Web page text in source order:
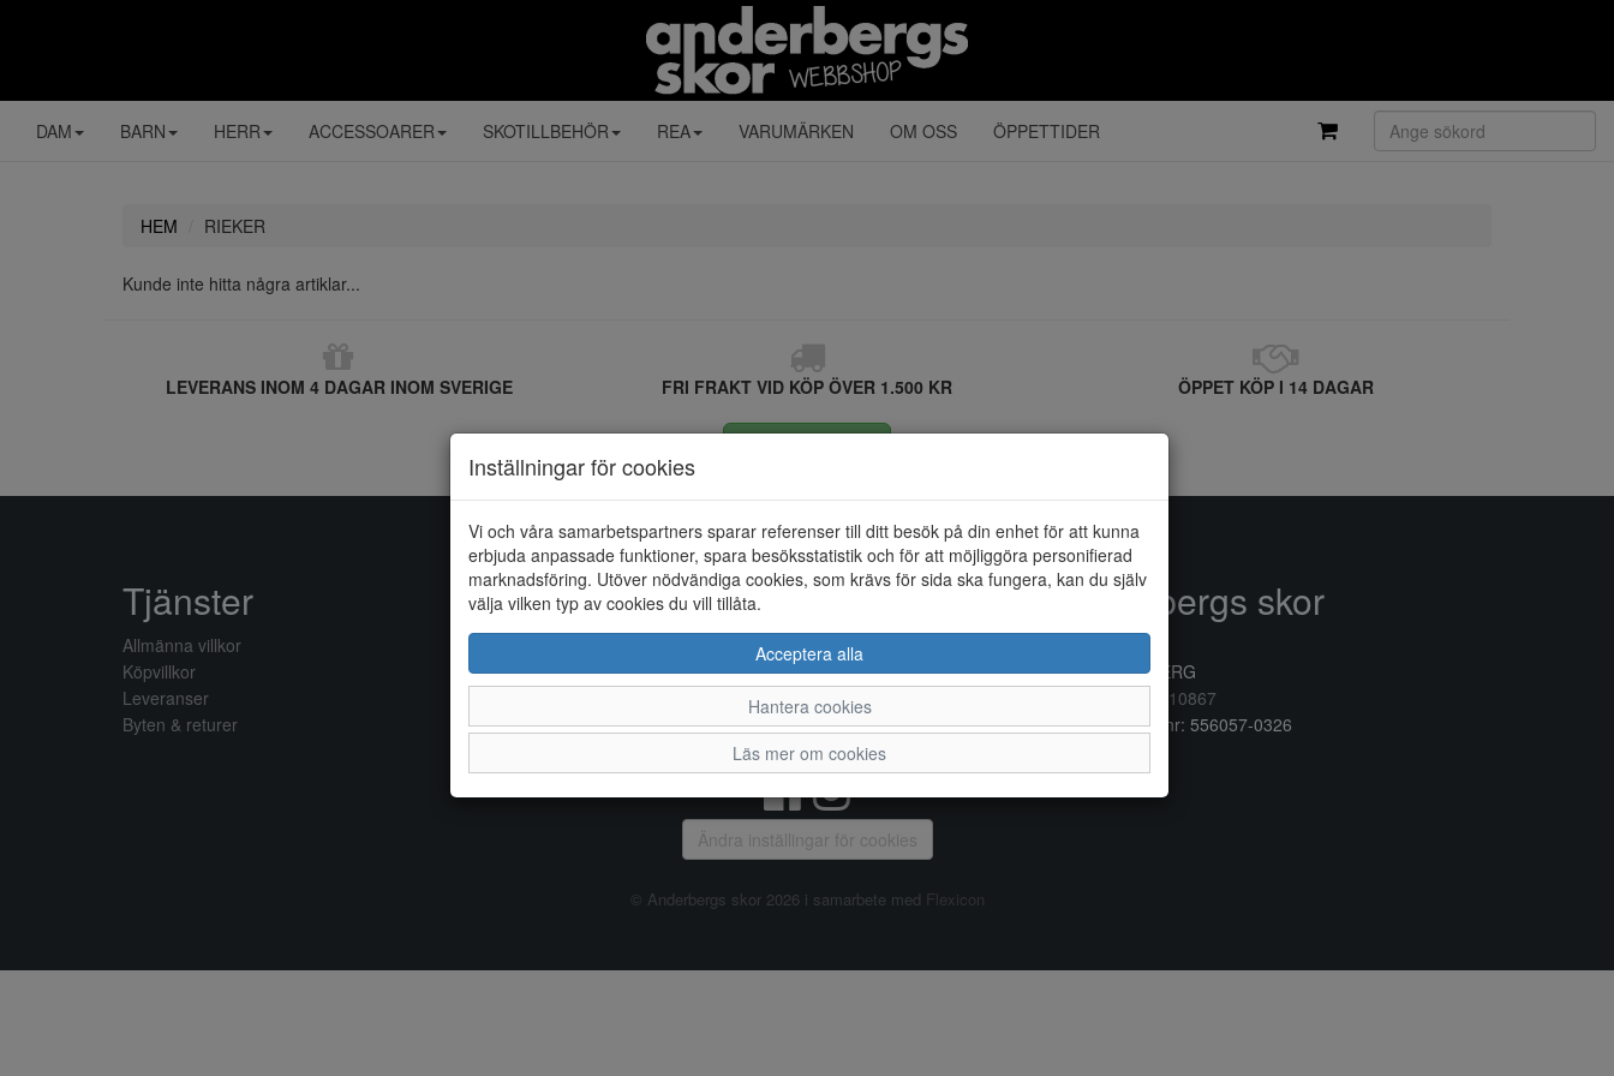
DAM BARN HERR ACCESSOARER SKOTILLBEHÖR REA VARUMÄRKEN OM OSS ÖPPETTIDER
HEM RIEKER
Kunde inte hitta några artiklar...
LEVERANS INOM 4 DAGAR INOM SVERIGE FRI FRAKT VID KÖP ÖVER 1.500 KR ÖPPET KÖP I 14 DAGAR
Inställningar för cookies
Vi och våra samarbetspartners sparar referenser till ditt besök på din enhet för att kunna
erbjuda anpassade funktioner, spara besöksstatistik och för att möjliggöra personifierad
marknadsföring. Utöver nödvändiga cookies, som krävs för sida ska fungera, kan du själv
välja vilken typ av cookies du vill tillåta.
Acceptera alla
Hantera cookies
Läs mer om cookies
Tjänster
Allmänna villkor
Köpvillkor
Leveranser
Byten & returer
Allmänt
Om oss
Öppettider
Anderbergs skor
432 41 VARBERG
0340/10867
Organisationsnr: 556057-0326
Ändra inställingar för cookies
© Anderbergs skor 2026 i samarbete med Flexicon